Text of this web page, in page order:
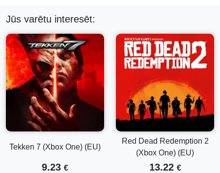
Jūs varētu interesēt:
Tekken 7 (Xbox One) (EU)
9.23 €
Red Dead Redemption 2
(Xbox One) (EU)
13.22 €